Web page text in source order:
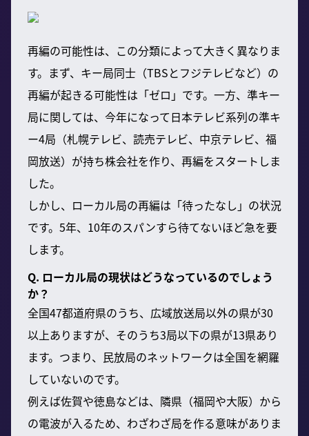
再編の可能性は、この分類によって大きく異なりま
す。まず、キー局同士（TBSとフジテレビなど）の
再編が起きる可能性は「ゼロ」です。一方、準キー
局に関しては、今年になって日本テレビ系列の準キ
ー4局（札幌テレビ、読売テレビ、中京テレビ、福
岡放送）が持ち株会社を作り、再編をスタートしま
した。
しかし、ローカル局の再編は「待ったなし」の状況
です。5年、10年のスパンすら待てないほど急を要
します。
Q. ローカル局の現状はどうなっているのでしょう
か？
全国47都道府県のうち、広域放送局以外の県が30
以上ありますが、そのうち3局以下の県が13県あり
ます。つまり、民放局のネットワークは全国を網羅
していないのです。
例えば佐賀や徳島などは、隣県（福岡や大阪）から
の電波が入るため、わざわざ局を作る意味がありま